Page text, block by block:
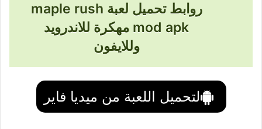
روابط تحميل لعبة maple rush
mod apk مهكرة للاندرويد
وللايفون
لتحميل اللعبة من ميديا فاير